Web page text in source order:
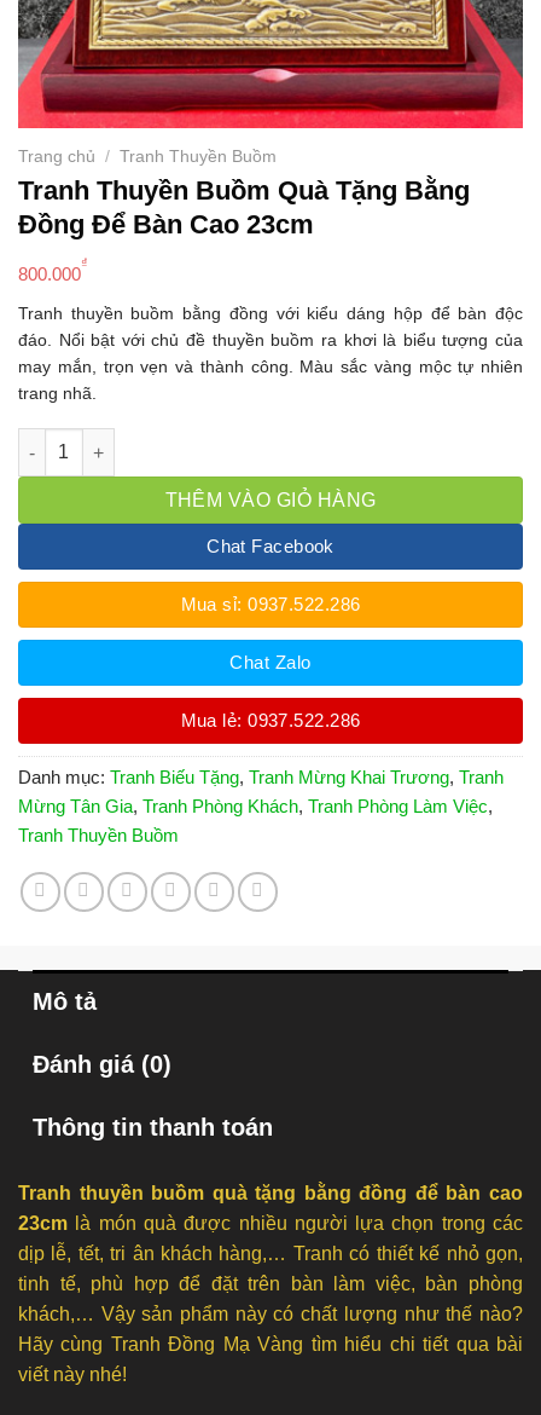
Trang chủ / Tranh Thuyền Buồm
Tranh Thuyền Buồm Quà Tặng Bằng
Đồng Để Bàn Cao 23cm
800.000
₫
Tranh thuyền buồm bằng đồng với kiểu dáng hộp để bàn độc
đáo. Nổi bật với chủ đề thuyền buồm ra khơi là biểu tượng của
may mắn, trọn vẹn và thành công. Màu sắc vàng mộc tự nhiên
trang nhã.
Tranh Thuyền Buồm Quà Tặng Bằng Đồng Để Bàn Cao 23cm
THÊM VÀO GIỎ HÀNG
Chat Facebook
Mua sỉ: 0937.522.286
Chat Zalo
Mua lẻ: 0937.522.286
Danh mục: Tranh Biếu Tặng, Tranh Mừng Khai Trương, Tranh
Mừng Tân Gia, Tranh Phòng Khách, Tranh Phòng Làm Việc,
Tranh Thuyền Buồm
Mô tả
Đánh giá (0)
Thông tin thanh toán
Tranh thuyền buồm quà tặng bằng đồng để bàn cao
23cm là món quà được nhiều người lựa chọn trong các
dịp lễ, tết, tri ân khách hàng,… Tranh có thiết kế nhỏ gọn,
tinh tế, phù hợp để đặt trên bàn làm việc, bàn phòng
khách,… Vậy sản phẩm này có chất lượng như thế nào?
Hãy cùng Tranh Đồng Mạ Vàng tìm hiểu chi tiết qua bài
viết này nhé!